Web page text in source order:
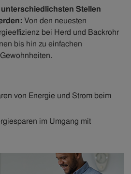
Stellen
Von den neuesten
bei Herd und Backrohr
bis hin zu einfachen
von Energie und Strom beim
im Umgang mit